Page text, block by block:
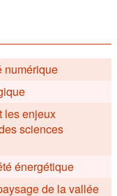
numérique
les enjeux
sciences
énergétique
de la vallée